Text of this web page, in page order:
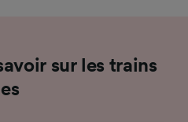
sur les trains